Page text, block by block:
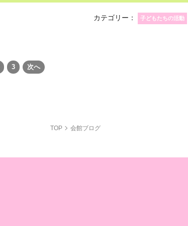
カテゴリー： 子どもたちの活動
3 次へ
TOP 会館ブログ